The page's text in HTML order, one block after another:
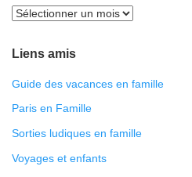
Liens amis
Guide des vacances en famille
Paris en Famille
Sorties ludiques en famille
Voyages et enfants